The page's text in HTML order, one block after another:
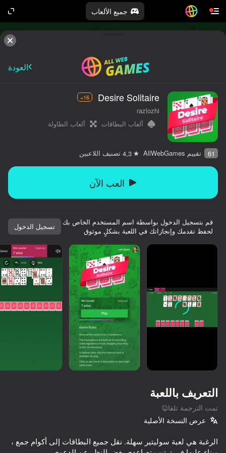
جميع الألعاب
Zomblox
Ono Classic Cards
سوليتير كلوندايك - ديلوكس
العودة
Desire Solitaire
16+
razlozhi
ألعاب البطاقات
ألعاب الطاولة
61 تقييم AllWebGames 4,3 تصنيف اللاعبين
العب الآن
قم بتسجيل الدخول بواسطة اسم المستخدم الخاص بك
لحفظ تقدمك وإنجازاتك في اللعبة بشكلٍ موثوق
تسجيل الدخول
التعريف باللعبة
تمت الترجمة تلقائيًا
عرض النسخة الأصلية
الرغبة هي لعبة سوليتير سهلة. نقل جميع البطاقات إلى أكوام جمع ،